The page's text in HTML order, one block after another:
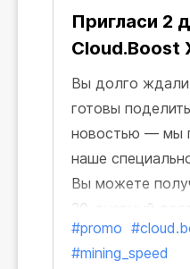
Пригласи 2
Cloud.Boost
Вы долго
готовы
новостью — мы
наше
Вы можете
30-дневный
X2, пригласив
установить
#promo
#mining_speed